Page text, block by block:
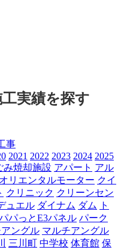
実績を探す
事
2021 2022 2023 2024 2025
み焼却施設 アパート アル
オリエンタルモーター クイ
クリニック クリーンセン
ュエル ダイナム ダム
ト
パっとE3パネル パーク
ングル マルチアングル
三川町 中学校 体育館 保